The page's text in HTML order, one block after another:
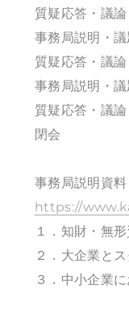
質疑応答・議論
事務局説明・
質疑応答・議論
事務局説明・
質疑応答・議論
閉会
事務局説明資料
https://
１．知財・無
２．大企業と
３．中小企業